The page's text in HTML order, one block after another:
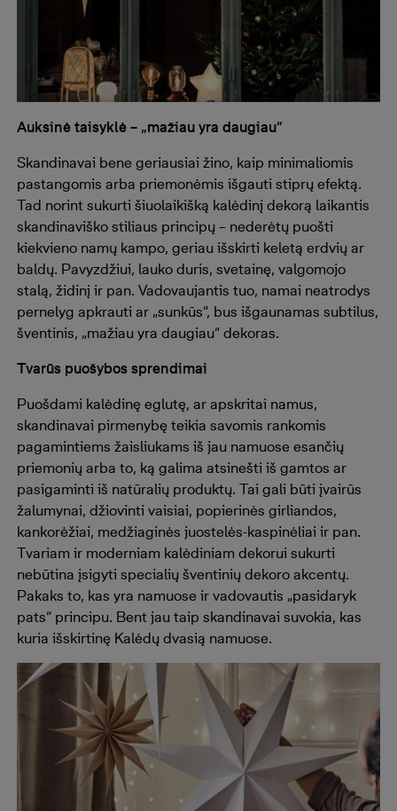
Auksinė taisyklė – „mažiau yra daugiau“
Skandinavai bene geriausiai žino, kaip minimaliomis
pastangomis arba priemonėmis išgauti stiprų efektą.
Tad norint sukurti šiuolaikišką kalėdinį dekorą laikantis
skandinaviško stiliaus principų – nederėtų puošti
kiekvieno namų kampo, geriau išskirti keletą erdvių ar
baldų. Pavyzdžiui, lauko duris, svetainę, valgomojo
stalą, židinį ir pan. Vadovaujantis tuo, namai neatrodys
pernelyg apkrauti ar „sunkūs“, bus išgaunamas subtilus,
šventinis, „mažiau yra daugiau“ dekoras.
Tvarūs puošybos sprendimai
Puošdami kalėdinę eglutę, ar apskritai namus,
skandinavai pirmenybę teikia savomis rankomis
pagamintiems žaisliukams iš jau namuose esančių
priemonių arba to, ką galima atsinešti iš gamtos ar
pasigaminti iš natūralių produktų. Tai gali būti įvairūs
žalumynai, džiovinti vaisiai, popierinės girliandos,
kankorėžiai, medžiaginės juostelės-kaspinėliai ir pan.
Tvariam ir moderniam kalėdiniam dekorui sukurti
nebūtina įsigyti specialių šventinių dekoro akcentų.
Pakaks to, kas yra namuose ir vadovautis „pasidaryk
pats“ principu. Bent jau taip skandinavai suvokia, kas
kuria išskirtinę Kalėdų dvasią namuose.